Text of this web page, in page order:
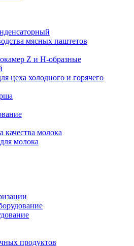
мясных паштетов
Z и H-образные
цеха холодного и горячего
качества молока
молока
продуктов